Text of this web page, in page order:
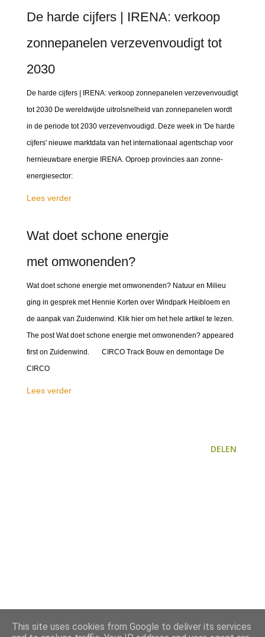
De harde cijfers | IRENA: verkoop
zonnepanelen verzevenvoudigt tot
2030
De harde cijfers | IRENA: verkoop zonnepanelen verzevenvoudigt
tot 2030 De wereldwijde uitrolsnelheid van zonnepanelen wordt
in de periode tot 2030 verzevenvoudigd. Deze week in 'De harde
cijfers' nieuwe marktdata van het internationaal agentschap voor
hernieuwbare energie IRENA. Oproep provincies aan zonne-
energiesector:
Lees verder
Wat doet schone energie
met omwonenden?
Wat doet schone energie met omwonenden? Natuur en Milieu
ging in gesprek met Hennie Korten over Windpark Heibloem en
de aanpak van Zuidenwind. Klik hier om het hele artikel te lezen.
The post Wat doet schone energie met omwonenden? appeared
first on Zuidenwind. CIRCO Track Bouw en demontage De
CIRCO
Lees verder
DELEN
This site uses cookies from Google to deliver its services